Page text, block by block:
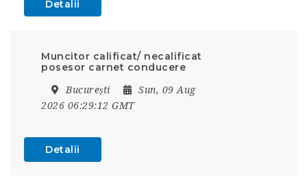
Detalii
Muncitor calificat/ necalificat
posesor carnet conducere
București
Sun, 09 Aug
2026 06:29:12 GMT
Detalii